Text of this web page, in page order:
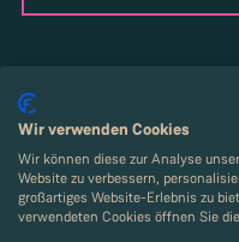
Wir verwenden Cookies
Wir können diese zur Analyse
Website zu verbessern,
großartiges Website-Erlebnis zu
verwendeten Cookies öffnen Sie